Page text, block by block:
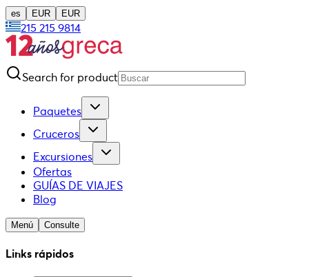
es EUR EUR
215 215 9814
Search for product
Paquetes
Cruceros
Excursiones
Ofertas
GUÍAS DE VIAJES
Blog
Menú Consulte
Links rápidos